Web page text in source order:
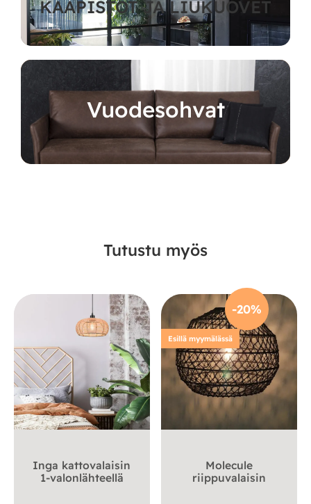
KAAPISTOT JA LIUKUOVET
Vuodesohvat
Tutustu myös
Inga kattovalaisin
1-valonlähteellä
-20%
Esillä myymälässä
Molecule
riippuvalaisin